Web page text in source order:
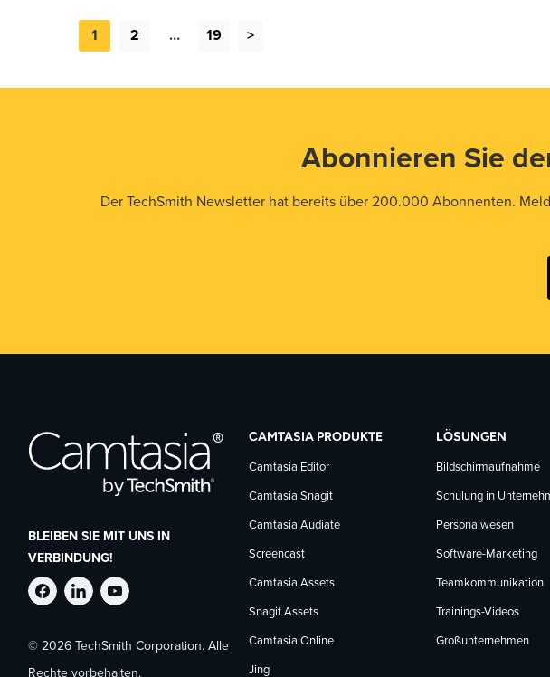
1 2 … 19 >
Abonnieren Sie
Der TechSmith Newsletter hat bereits über 200.000 Abonnenten.
BLEIBEN SIE MIT UNS IN
VERBINDUNG!
TechSmith
auf
TechSmith
auf
TechSmith
auf
© 2026 TechSmith Corporation. Alle
Rechte vorbehalten.
CAMTASIA PRODUKTE
Camtasia Editor
Camtasia Snagit
Camtasia Audiate
Screencast
Camtasia Assets
Snagit Assets
Camtasia Online
Jing
LÖSUNGEN
Bildschirmaufnahme
Schulung in
Personalwesen
Software-Marketing
Teamkommunikation
Trainings-Videos
Großunternehmen